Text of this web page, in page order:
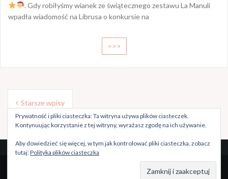
. Gdy robiłyśmy wianek ze świątecznego zestawu La Manuli
wpadła wiadomość na Librusa o konkursie na
>>>
Nawigacja
po
wpisach
Starsze wpisy
Szablon: Oriaby
Prywatność i pliki ciasteczka: Ta witryna używa plików ciasteczek.
Kontynuując korzystanie z tej witryny, wyrażasz zgodę na ich używanie.
Aby dowiedzieć się więcej, w tym jak kontrolować pliki ciasteczka, zobacz
tutaj:Polityka plików ciasteczka